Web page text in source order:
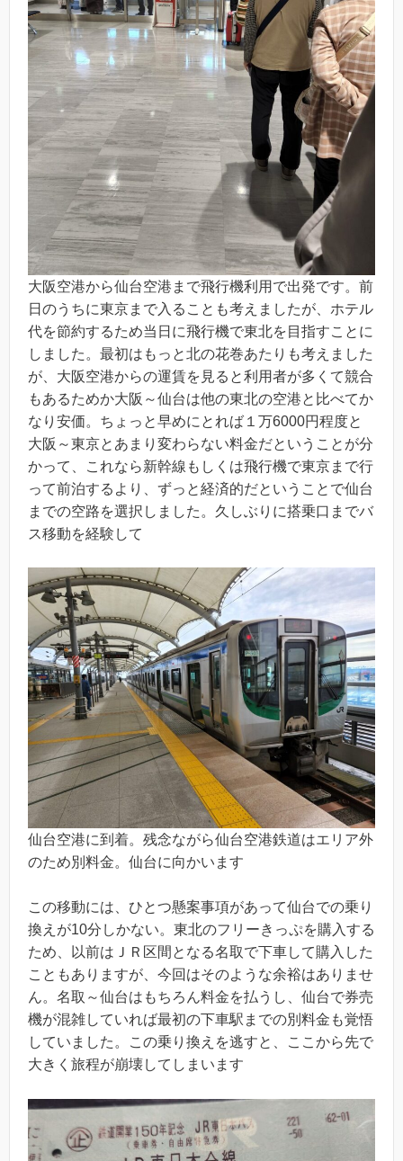
大阪空港から仙台空港まで飛行機利用で出発です。前
日のうちに東京まで入ることも考えましたが、ホテル
代を節約するため当日に飛行機で東北を目指すことに
しました。最初はもっと北の花巻あたりも考えました
が、大阪空港からの運賃を見ると利用者が多くて競合
もあるためか大阪～仙台は他の東北の空港と比べてか
なり安価。ちょっと早めにとれば１万6000円程度と
大阪～東京とあまり変わらない料金だということが分
かって、これなら新幹線もしくは飛行機で東京まで行
って前泊するより、ずっと経済的だということで仙台
までの空路を選択しました。久しぶりに搭乗口までバ
ス移動を経験して
仙台空港に到着。残念ながら仙台空港鉄道はエリア外
のため別料金。仙台に向かいます
この移動には、ひとつ懸案事項があって仙台での乗り
換えが10分しかない。東北のフリーきっぷを購入する
ため、以前はＪＲ区間となる名取で下車して購入した
こともありますが、今回はそのような余裕はありませ
ん。名取～仙台はもちろん料金を払うし、仙台で券売
機が混雑していれば最初の下車駅までの別料金も覚悟
していました。この乗り換えを逃すと、ここから先で
大きく旅程が崩壊してしまいます